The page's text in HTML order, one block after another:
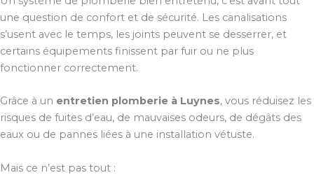
une question de confort et de sécurité. Les canalisations
s’usent avec le temps, les joints peuvent se desserrer, et
certains équipements finissent par fuir ou ne plus
fonctionner correctement.
Grâce à un entretien plomberie à Luynes, vous réduisez les
risques de fuites d’eau, de mauvaises odeurs, de dégâts des
eaux ou de pannes liées à une installation vétuste.
Mais ce n’est pas tout :